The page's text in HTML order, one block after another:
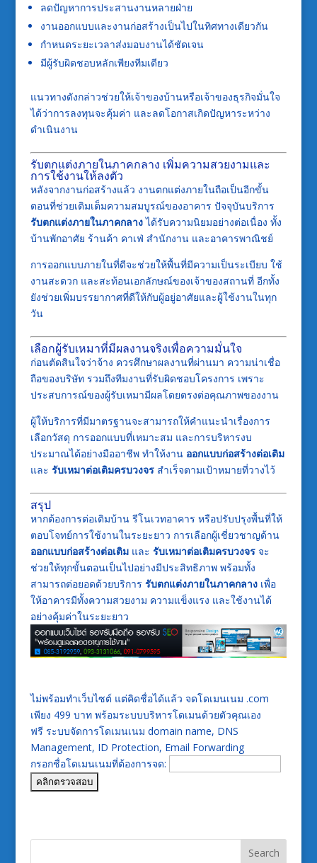
ลดปัญหาการประสานงานหลายฝ่าย
งานออกแบบและงานก่อสร้างเป็นไปในทิศทางเดียวกัน
กำหนดระยะเวลาส่งมอบงานได้ชัดเจน
มีผู้รับผิดชอบหลักเพียงทีมเดียว
แนวทางดังกล่าวช่วยให้เจ้าของบ้านหรือเจ้าของธุรกิจมั่นใจ
ได้ว่าการลงทุนจะคุ้มค่า และลดโอกาสเกิดปัญหาระหว่าง
ดำเนินงาน
รับตกแต่งภายในภาคกลาง เพิ่มความสวยงามและ
การใช้งานให้ลงตัว
หลังจากงานก่อสร้างแล้ว งานตกแต่งภายในถือเป็นอีกขั้น
ตอนที่ช่วยเติมเต็มความสมบูรณ์ของอาคาร ปัจจุบันบริการ
รับตกแต่งภายในภาคกลางได้รับความนิยมอย่างต่อเนื่อง ทั้ง
บ้านพักอาศัย ร้านค้า คาเฟ่ สำนักงาน และอาคารพาณิชย์
การออกแบบภายในที่ดีจะช่วยให้พื้นที่มีความเป็นระเบียบ ใช้
งานสะดวก และสะท้อนเอกลักษณ์ของเจ้าของสถานที่ อีกทั้ง
ยังช่วยเพิ่มบรรยากาศที่ดีให้กับผู้อยู่อาศัยและผู้ใช้งานในทุก
วัน
เลือกผู้รับเหมาที่มีผลงานจริงเพื่อความมั่นใจ
ก่อนตัดสินใจว่าจ้าง ควรศึกษาผลงานที่ผ่านมา ความน่าเชื่อ
ถือของบริษัท รวมถึงทีมงานที่รับผิดชอบโครงการ เพราะ
ประสบการณ์ของผู้รับเหมามีผลโดยตรงต่อคุณภาพของงาน
ผู้ให้บริการที่มีมาตรฐานจะสามารถให้คำแนะนำเรื่องการ
เลือกวัสดุ การออกแบบที่เหมาะสม และการบริหารงบ
ประมาณได้อย่างมืออาชีพ ทำให้งาน ออกแบบก่อสร้างต่อเติม
และ รับเหมาต่อเติมครบวงจรสำเร็จตามเป้าหมายที่วางไว้
สรุป
หากต้องการต่อเติมบ้าน รีโนเวทอาคาร หรือปรับปรุงพื้นที่ให้
ตอบโจทย์การใช้งานในระยะยาว การเลือกผู้เชี่ยวชาญด้าน
ออกแบบก่อสร้างต่อเติมและ รับเหมาต่อเติมครบวงจรจะ
ช่วยให้ทุกขั้นตอนเป็นไปอย่างมีประสิทธิภาพ พร้อมทั้ง
สามารถต่อยอดด้วยบริการ รับตกแต่งภายในภาคกลางเพื่อ
ให้อาคารมีทั้งความสวยงาม ความแข็งแรง และใช้งานได้
อย่างคุ้มค่าในระยะยาว
ไม่พร้อมทำเว็บไซต์ แต่คิดชื่อได้แล้ว จดโดเมนเนม .com
เพียง 499 บาท พร้อมระบบบริหารโดเมนด้วยตัวคุณเอง
ฟรี ระบบจัดการโดเมนเนม domain name, DNS
Management, ID Protection, Email Forwarding
กรอกชื่อโดเมนเนมที่ต้องการจด: